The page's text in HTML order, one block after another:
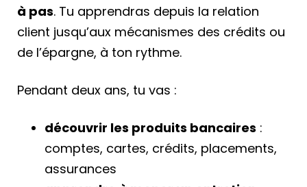
à pas. Tu apprendras depuis la relation
client jusqu’aux mécanismes des crédits ou
de l’épargne, à ton rythme.
Pendant deux ans, tu vas :
découvrir les produits bancaires :
comptes, cartes, crédits, placements,
assurances